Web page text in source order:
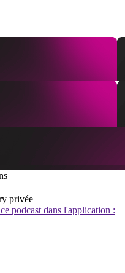
privée
podcast dans l'application :